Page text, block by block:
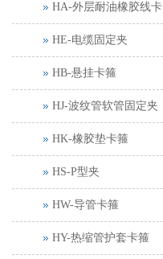
HA-外层耐油橡胶线卡
HE-电缆固定夹
HB-悬挂卡箍
HJ-波纹管软管固定夹
HK-橡胶垫卡箍
HS-P型夹
HW-导管卡箍
HY-热缩管护套卡箍